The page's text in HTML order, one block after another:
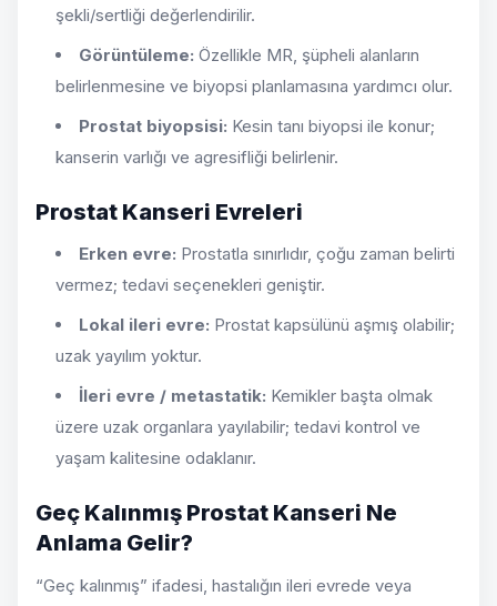
şekli/sertliği değerlendirilir.
Görüntüleme: Özellikle MR, şüpheli alanların
belirlenmesine ve biyopsi planlamasına yardımcı olur.
Prostat biyopsisi: Kesin tanı biyopsi ile konur;
kanserin varlığı ve agresifliği belirlenir.
Prostat Kanseri Evreleri
Erken evre: Prostatla sınırlıdır, çoğu zaman belirti
vermez; tedavi seçenekleri geniştir.
Lokal ileri evre: Prostat kapsülünü aşmış olabilir;
uzak yayılım yoktur.
İleri evre / metastatik: Kemikler başta olmak
üzere uzak organlara yayılabilir; tedavi kontrol ve
yaşam kalitesine odaklanır.
Geç Kalınmış Prostat Kanseri Ne
Anlama Gelir?
“Geç kalınmış” ifadesi, hastalığın ileri evrede veya